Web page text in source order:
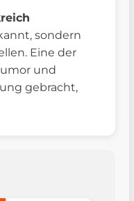
sondern
Eine der
und
gebracht,